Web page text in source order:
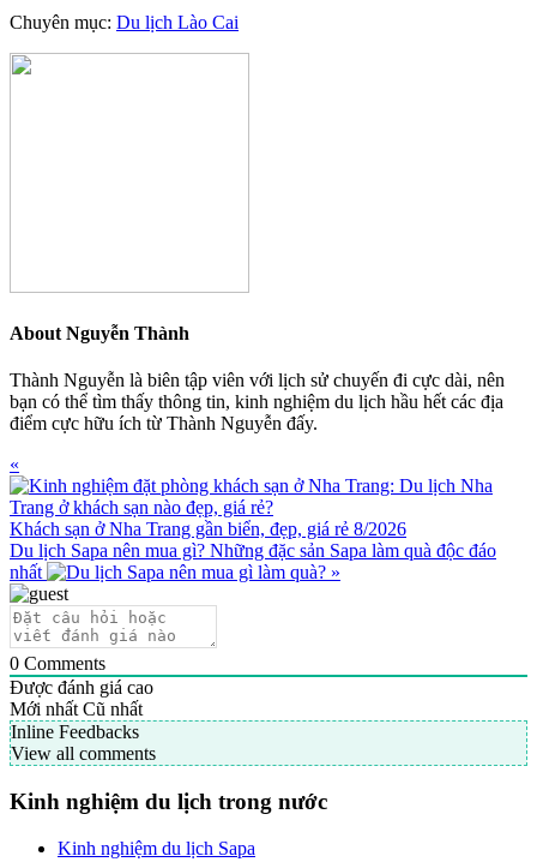
Chuyên mục: Du lịch Lào Cai
About Nguyễn Thành
Thành Nguyễn là biên tập viên với lịch sử chuyến đi cực dài, nên
bạn có thể tìm thấy thông tin, kinh nghiệm du lịch hầu hết các địa
điểm cực hữu ích từ Thành Nguyễn đấy.
Previous
Post:
«
Khách sạn ở Nha Trang gần biển, đẹp, giá rẻ 8/2026
Next
Post:
Du lịch Sapa nên mua gì? Những đặc sản Sapa làm quà độc đáo
nhất
»
0 Comments
Được đánh giá cao
Mới nhất Cũ nhất
Inline Feedbacks
View all comments
Primary
Sidebar
Kinh nghiệm du lịch trong nước
Kinh nghiệm du lịch Sapa